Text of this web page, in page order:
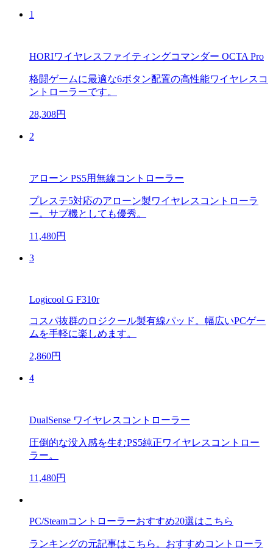
1
HORIワイヤレスファイティングコマンダー OCTA Pro
格闘ゲームに最適な6ボタン配置の高性能ワイヤレスコ
ントローラーです。
28,308円
2
アローン PS5用無線コントローラー
プレステ5対応のアローン製ワイヤレスコントローラ
ー。サブ機としても優秀。
11,480円
3
Logicool G F310r
コスパ抜群のロジクール製有線パッド。幅広いPCゲー
ムを手軽に楽しめます。
2,860円
4
DualSense ワイヤレスコントローラー
圧倒的な没入感を生むPS5純正ワイヤレスコントロー
ラー。
11,480円
PC/Steamコントローラーおすすめ20選はこちら
ランキングの元記事はこちら。おすすめコントローラ